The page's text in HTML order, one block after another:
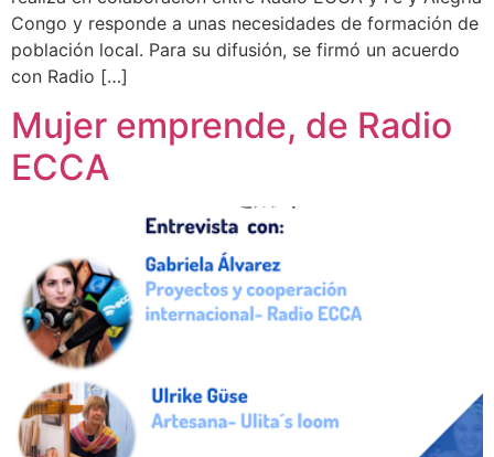
Congo y responde a unas necesidades de formación de
población local. Para su difusión, se firmó un acuerdo
con Radio […]
Mujer emprende, de Radio
ECCA